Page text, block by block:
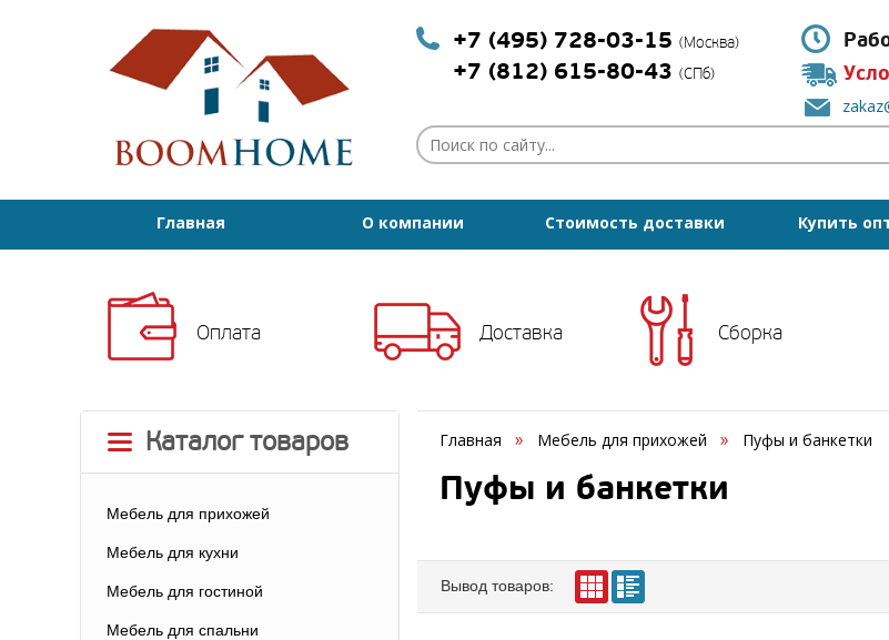
+7 (495) 728-03-15 (Москва)
+7 (812) 615-80-43 (СПб)
Главная О компании Стоимость доставки Купить
Оплата Доставка Сборка
Каталог товаров
Мебель для прихожей
Мебель для кухни
Мебель для гостиной
Мебель для спальни
Главная Мебель для прихожей Пуфы и банкетки
Пуфы и банкетки
Вывод товаров: